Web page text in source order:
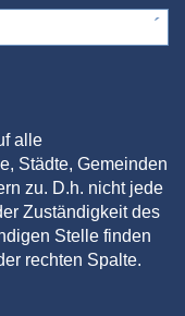
alle
Städte, Gemeinden
zu. D.h. nicht jede
Zuständigkeit des
Stelle finden
rechten Spalte.